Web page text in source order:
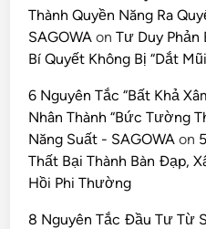
Thành Quyền Năng Ra
SAGOWA onTư Duy Phản
Bí Quyết Không Bị “Dắt
6 Nguyên Tắc “Bất Khả
Nhân Thành “Bức Tường
Năng Suất - SAGOWA on
Thất Bại Thành Bàn Đạp,
Hồi Phi Thường
8 Nguyên Tắc Đầu Tư Từ